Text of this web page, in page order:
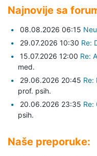
Najnovije sa
08.08.2026 06:15
29.07.2026 10:30 Re:
15.07.2026 12:00 Re:
med.
29.06.2026 20:45 Re:
prof. psih.
20.06.2026 23:35 Re:
psih.
Naše preporuke: